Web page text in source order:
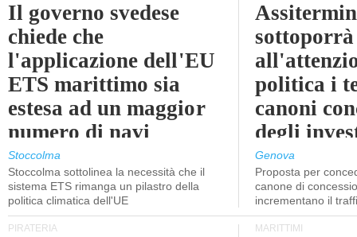
Il governo svedese
chiede che
l'applicazione dell'EU
ETS marittimo sia
estesa ad un maggior
numero di navi
Stoccolma
Stoccolma sottolinea la necessità che il
sistema ETS rimanga un pilastro della
politica climatica dell'UE
sottoporrà
politica i
canoni
degli
Genova
Proposta per
canone di
incrementano il
PIRATERIA MARITTIMI